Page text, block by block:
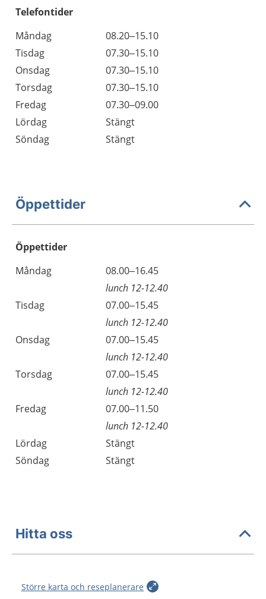
Telefontider
Måndag
08.20–15.10
Tisdag
07.30–15.10
Onsdag
07.30–15.10
Torsdag
07.30–15.10
Fredag
07.30–09.00
Lördag
Stängt
Söndag
Stängt
Öppettider
Öppettider
Dag
Öppettider
Kommentarer
Måndag
08.00–16.45
lunch 12-12.40
Tisdag
07.00–15.45
lunch 12-12.40
Onsdag
07.00–15.45
lunch 12-12.40
Torsdag
07.00–15.45
lunch 12-12.40
Fredag
07.00–11.50
lunch 12-12.40
Lördag
Stängt
Söndag
Stängt
Hitta oss
Större karta och reseplanerare